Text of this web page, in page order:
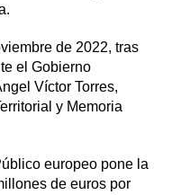
de 2022, tras
el Gobierno
Víctor Torres,
y Memoria
europeo pone la
de euros por